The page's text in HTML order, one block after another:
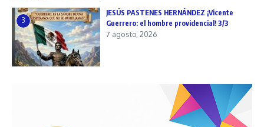
3
JESÚS PASTENES HERNÁNDEZ ¡Vicente
Guerrero: el hombre providencial! 3/3
7 agosto, 2026